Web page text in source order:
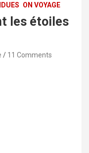
ON VOYAGE
les étoiles
11 Comments